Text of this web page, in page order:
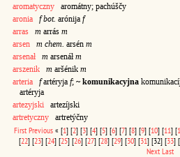
aromatyczny aromátny; pachúščy
aronia
f bot. arónija f
arras
m arrás m
arsen
m chem. arsén m
arsenał
m arsenáłm
arszenik
m aršénik m
arteria
fartéryja f; ~ komunikacyjna
artéryja
artezyjski artezíjski
artretyczny artretýčny
First Previous « [1] [2] [3] [4] [5] [6] [7] [8] [9] [10] [11] [
[22] [23] [24] [25] [26] [27] [28] [29] [30] [31] [32] [33] [
Next Last